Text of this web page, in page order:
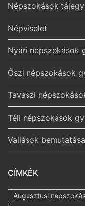
Népszokások
Népviselet
Nyári népszokások
Őszi népszokások
Tavaszi
Téli népszokások
Vallások bemutatása
CÍMKÉK
Augusztusi